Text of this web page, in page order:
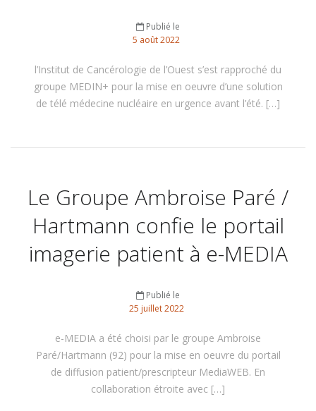
Publié le
5 août2022
l’Institut de Cancérologie de l’Ouest s’est rapproché du
groupe MEDIN+ pour la mise en oeuvre d’une solution
de télé médecine nucléaire en urgence avant l’été. […]
Le Groupe Ambroise Paré /
Hartmann confie le portail
imagerie patient à e-MEDIA
Publié le
25 juillet2022
e-MEDIA a été choisi par le groupe Ambroise
Paré/Hartmann (92) pour la mise en oeuvre du portail
de diffusion patient/prescripteur MediaWEB. En
collaboration étroite avec […]